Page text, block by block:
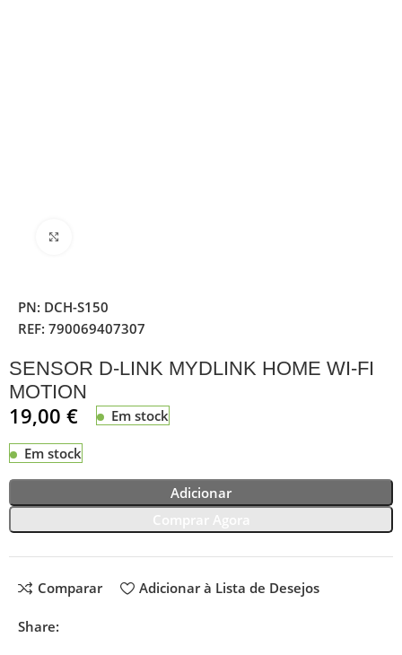
PN: DCH-S150
REF:790069407307
SENSOR D-LINK MYDLINK HOME WI-FI
MOTION
19,00€ Em stock
Em stock
Adicionar
Comparar Adicionar à Lista de Desejos
Share: